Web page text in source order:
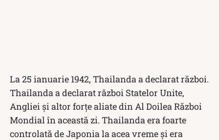
La 25 ianuarie 1942, Thailanda a declarat război.
Thailanda a declarat război Statelor Unite,
Angliei și altor forțe aliate din Al Doilea Război
Mondial în această zi. Thailanda era foarte
controlată de Japonia la acea vreme și era